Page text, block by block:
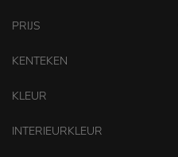
PRIJS
KENTEKEN
KLEUR
INTERIEURKLEUR